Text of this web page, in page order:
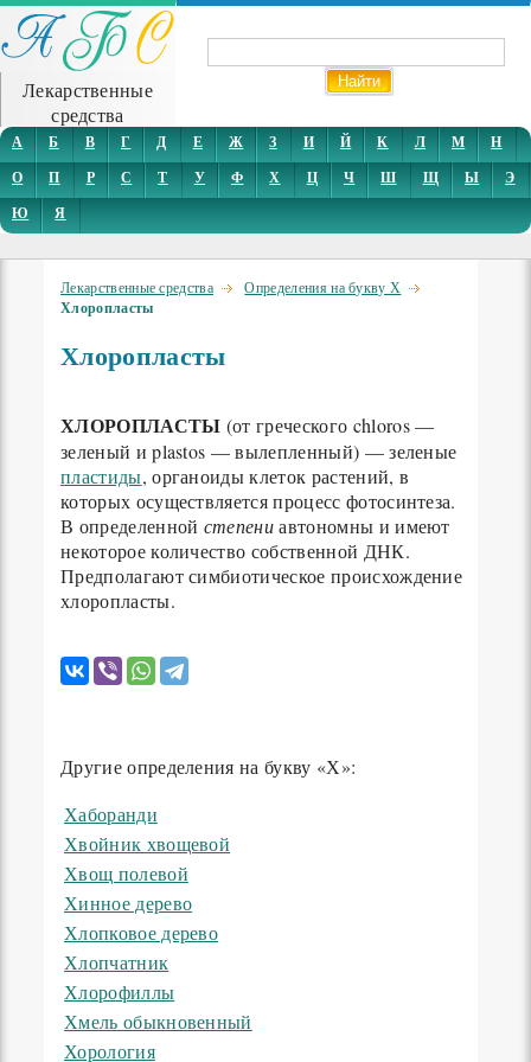
Лекарственные
средства
А Б В Г Д Е Ж З И Й К Л М
Н
О
П Р С Т У Ф Х Ц Ч Ш Щ Ы
Э
Ю
Я
Лекарственные средства Определения на букву Х
Хлоропласты
Хлоропласты
ХЛОРОПЛАСТЫ (от греческого chloros —
зеленый и plastos — вылепленный) — зеленые
пластиды, органоиды клеток растений, в
которых осуществляется процесс фотосинтеза.
В определенной степениавтономны и имеют
некоторое количество собственной ДНК.
Предполагают симбиотическое происхождение
хлоропласты.
Другие определения на букву «Х»:
Хаборанди
Хвойник хвощевой
Хвощ полевой
Хинное дерево
Хлопковое дерево
Хлопчатник
Хлорофиллы
Хмель обыкновенный
Хорология